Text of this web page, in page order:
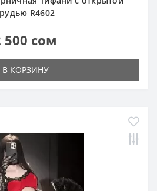
R4602
500 сом
В КОРЗИНУ